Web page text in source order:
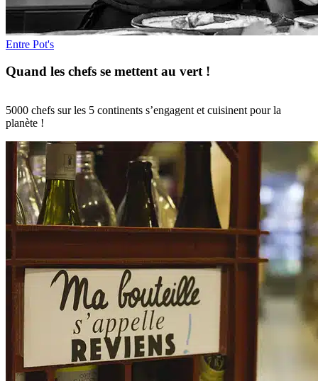
Entre Pot's
Quand les chefs se mettent au vert !
5000 chefs sur les 5 continents s’engagent et cuisinent pour la
planète !